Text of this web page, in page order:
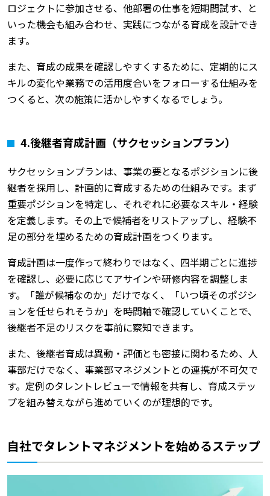
ロジェクトに参加させる、他部署の仕事を短期間試す、と
いった機会も組み合わせ、実践につながる育成を設計でき
ます。
また、育成の成果を確認しやすくするために、定期的にス
キルの変化や業務での活用度合いをフォローする仕組みを
つくると、次の施策に活かしやすくなるでしょう。
4.後継者育成計画（サクセッションプラン）
サクセッションプランは、事業の要となるポジションに後
継者を採用し、計画的に育成するための仕組みです。まず
重要ポジションを特定し、それぞれに必要なスキル・経験
を定義します。その上で候補者をリストアップし、経験不
足の部分を埋めるための育成計画をつくります。
育成計画は一度作って終わりではなく、四半期ごとに進捗
を確認し、必要に応じてアサインや研修内容を調整しま
す。「誰が候補なのか」だけでなく、「いつ頃そのポジシ
ョンを任せられそうか」を時間軸で確認していくことで、
後継者不足のリスクを事前に察知できます。
また、後継者育成は異動・評価とも密接に関わるため、人
事部だけでなく、事業部マネジメントとの連携が不可欠で
す。定例のタレントレビューで情報を共有し、育成ステッ
プを組み替えながら進めていくのが理想的です。
自社でタレントマネジメントを始めるステップ